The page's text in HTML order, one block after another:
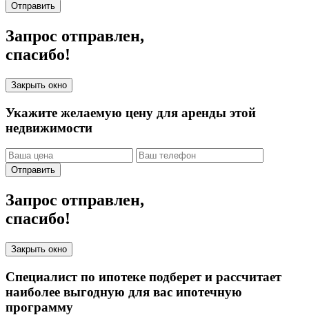
Отправить
Запрос отправлен,
спасибо!
Закрыть окно
Укажите желаемую цену для аренды этой
недвижимости
Отправить
Запрос отправлен,
спасибо!
Закрыть окно
Специалист по ипотеке подберет и рассчитает
наиболее выгодную для вас ипотечную
программу